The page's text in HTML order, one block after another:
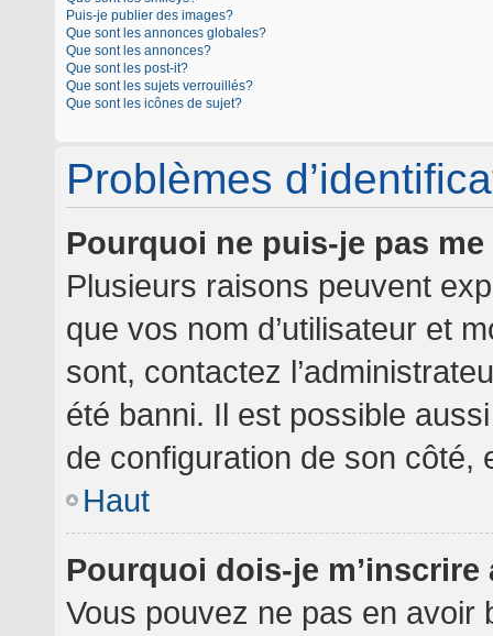
Puis-je publier des images?
Que sont les annonces globales?
Que sont les annonces?
Que sont les post-it?
Que sont les sujets verrouillés?
Que sont les icônes de sujet?
Problèmes
Pourquoi ne puis-je pas
Plusieurs raisons peuvent
que vos nom d’utilisateur et
sont, contactez
été banni. Il est possible
de configuration de son côté,
Haut
Pourquoi dois-je
Vous pouvez ne pas en avoir